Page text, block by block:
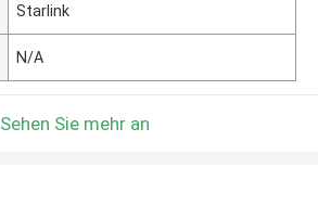
Starlink
N/A
Sehen Sie mehr an